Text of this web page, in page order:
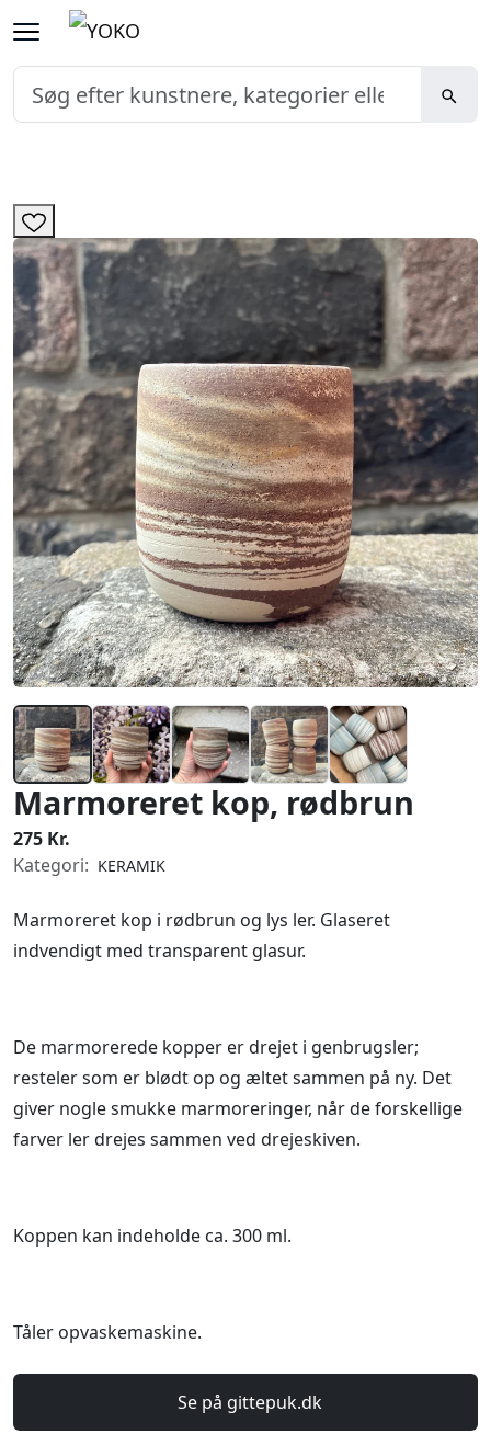
Marmoreret kop, rødbrun
275 Kr.
Kategori: KERAMIK
Marmoreret kop i rødbrun og lys ler. Glaseret
indvendigt med transparent glasur.
De marmorerede kopper er drejet i genbrugsler;
resteler som er blødt op og æltet sammen på ny. Det
giver nogle smukke marmoreringer, når de forskellige
farver ler drejes sammen ved drejeskiven.
Koppen kan indeholde ca. 300 ml.
Tåler opvaskemaskine.
Se på gittepuk.dk